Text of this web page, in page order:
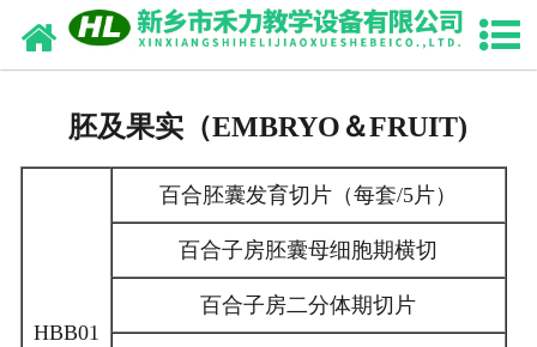
网站首页
产品目录
新闻动态
诚聘英才
胚及果实（EMBRYO＆FRUIT)
HBB01
百合胚囊发育切片（每套/5片）
百合子房胚囊母细胞期横切
百合子房二分体期切片